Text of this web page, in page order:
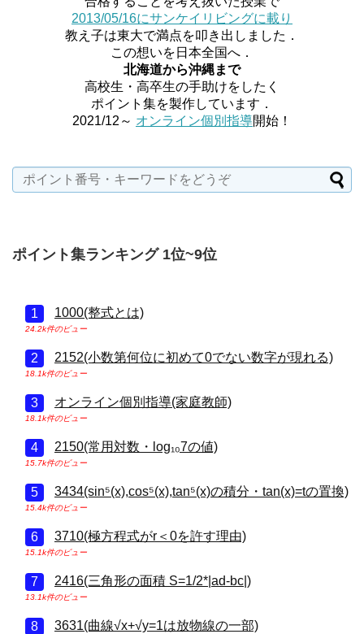
2013/05/16にサンケイリビングに載り
教え子は東大で満点を叩き出しました．
この想いを日本全国へ．
北海道から沖縄まで
高校生・高卒生の手助けをしたく
ポイント集を製作しています．
2021/12～ オンライン個別指導開始！
ポイント集ランキング 1位~9位
1000(整式とは)
24.2k件のビュー
2152(小数第何位に初めて0でない数字が現れる)
18.1k件のビュー
オンライン個別指導(家庭教師)
18.1k件のビュー
2150(常用対数・log₁₀7の値)
15.7k件のビュー
3434(sin⁵(x),cos⁵(x),tan⁵(x)の積分・tan(x)=tの置換)
15.4k件のビュー
3710(極方程式がr＜0を許す理由)
15.1k件のビュー
2416(三角形の面積 S=1/2*|ad-bc|)
13.1k件のビュー
3631(曲線√x+√y=1は放物線の一部)